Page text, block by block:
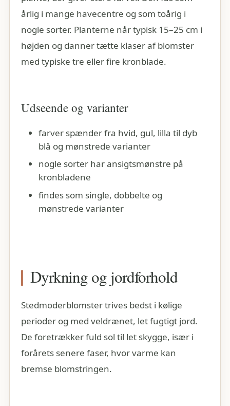
årlig i mange havecentre og som toårig i
nogle sorter. Planterne når typisk 15–25 cm i
højden og danner tætte klaser af blomster
med typiske tre eller fire kronblade.
Udseende og varianter
farver spænder fra hvid, gul, lilla til dyb
blå og mønstrede varianter
nogle sorter har ansigtsmønstre på
kronbladene
findes som single, dobbelte og
mønstrede varianter
Dyrkning og jordforhold
Stedmoderblomster trives bedst i kølige
perioder og med veldrænet, let fugtigt jord.
De foretrækker fuld sol til let skygge, især i
forårets senere faser, hvor varme kan
bremse blomstringen.